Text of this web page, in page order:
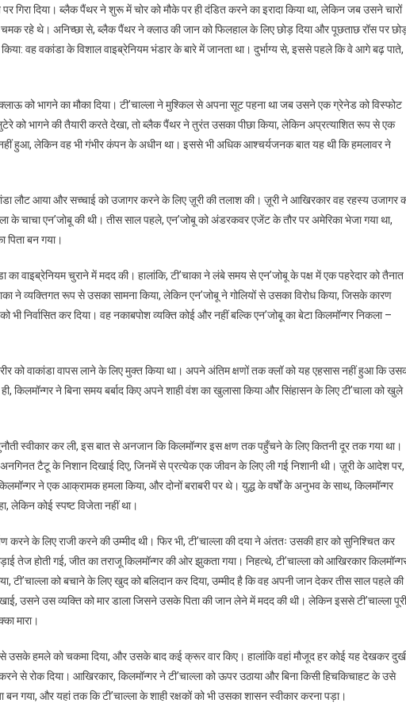
गिरा दिया। ब्लैक पैंथर ने शुरू में चोर को मौके पर ही दंडित करने का इरादा किया था, लेकिन जब उसने चारों
रहे थे। अनिच्छा से, ब्लैक पैंथर ने क्लाउ की जान को फिलहाल के लिए छोड़ दिया और पूछताछ रॉस पर
वह वकांडा के विशाल वाइब्रेनियम भंडार के बारे में जानता था। दुर्भाग्य से, इससे पहले कि वे आगे बढ़ पाते,
को भागने का मौका दिया। टी’चाल्ला ने मुश्किल से अपना सूट पहना था जब उसने एक ग्रेनेड को विस्फोट
भागने की तैयारी करते देखा, तो ब्लैक पैंथर ने तुरंत उसका पीछा किया, लेकिन अप्रत्याशित रूप से एक
नहीं हुआ, लेकिन वह भी गंभीर कंपन के अधीन था। इससे भी अधिक आश्चर्यजनक बात यह थी कि हमलावर ने
लौट आया और सच्चाई को उजागर करने के लिए ज़ूरी की तलाश की। ज़ूरी ने आखिरकार वह रहस्य उजागर
के चाचा एन’जोबू की थी। तीस साल पहले, एन’जोबू को अंडरकवर एजेंट के तौर पर अमेरिका भेजा गया था,
पिता बन गया।
का वाइब्रेनियम चुराने में मदद की। हालांकि, टी’चाका ने लंबे समय से एन’जोबू के पक्ष में एक पहरेदार को तैनात
ने व्यक्तिगत रूप से उसका सामना किया, लेकिन एन’जोबू ने गोलियों से उसका विरोध किया, जिसके कारण
भी निर्वासित कर दिया। वह नकाबपोश व्यक्ति कोई और नहीं बल्कि एन’जोबू का बेटा किलमॉन्गर निकला –
को वाकांडा वापस लाने के लिए मुक्त किया था। अपने अंतिम क्षणों तक क्लॉ को यह एहसास नहीं हुआ कि
किलमॉन्गर ने बिना समय बर्बाद किए अपने शाही वंश का खुलासा किया और सिंहासन के लिए टी’चाला को खुले
स्वीकार कर ली, इस बात से अनजान कि किलमॉन्गर इस क्षण तक पहुँचने के लिए कितनी दूर तक गया था।
टैटू के निशान दिखाई दिए, जिनमें से प्रत्येक एक जीवन के लिए ली गई निशानी थी। ज़ूरी के आदेश पर,
ने एक आक्रामक हमला किया, और दोनों बराबरी पर थे। युद्ध के वर्षों के अनुभव के साथ, किलमॉन्गर
लेकिन कोई स्पष्ट विजेता नहीं था।
करने के लिए राजी करने की उम्मीद थी। फिर भी, टी’चाल्ला की दया ने अंततः उसकी हार को सुनिश्चित कर
होती गई, जीत का तराजू किलमॉन्गर की ओर झुकता गया। निहत्थे, टी’चाल्ला को आखिरकार
टी’चाल्ला को बचाने के लिए खुद को बलिदान कर दिया, उम्मीद है कि वह अपनी जान देकर तीस साल पहले की
उसने उस व्यक्ति को मार डाला जिसने उसके पिता की जान लेने में मदद की थी। लेकिन इससे टी’चाल्ला पूरी
मारा।
उसके हमले को चकमा दिया, और उसके बाद कई क्रूर वार किए। हालांकि वहां मौजूद हर कोई यह देखकर
से रोक दिया। आखिरकार, किलमॉन्गर ने टी’चाल्ला को ऊपर उठाया और बिना किसी हिचकिचाहट के उसे
गया, और यहां तक ​​कि टी’चाल्ला के शाही रक्षकों को भी उसका शासन स्वीकार करना पड़ा।